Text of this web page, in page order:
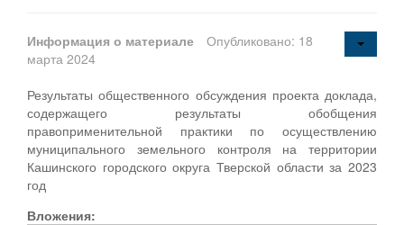
Информация о материале
Опубликовано: 18
марта 2024
Результаты общественного обсуждения проекта доклада,
содержащего результаты обобщения
правоприменительной практики по осуществлению
муниципального земельного контроля на территории
Кашинского городского округа Тверской области за 2023
год
Вложения: